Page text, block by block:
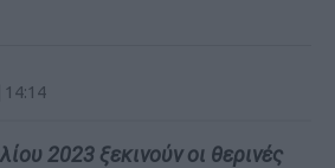
14:14
2023 ξεκινούν οι θερινές